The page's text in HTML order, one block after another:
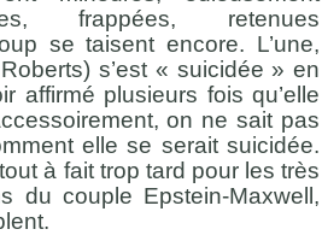
frappées, retenues
se taisent encore. L’une,
s’est « suicidée » en
affirmé plusieurs fois qu’elle
on ne sait pas
elle se serait suicidée.
à fait trop tard pour les très
du couple Epstein-Maxwell,